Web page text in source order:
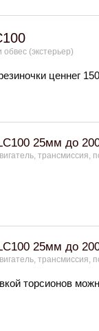
обвес (экстерьер)
ценнег
25мм до
трансмиссия,
25мм до
трансмиссия,
торсионов